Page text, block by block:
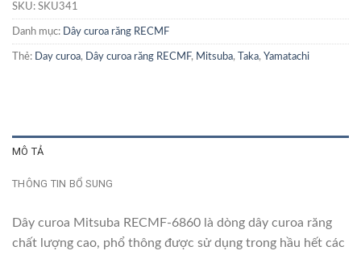
SKU: SKU341
Danh mục: Dây curoa răng RECMF
Thẻ: Day curoa, Dây curoa răng RECMF, Mitsuba, Taka, Yamatachi
MÔ TẢ
THÔNG TIN BỔ SUNG
Dây curoa Mitsuba RECMF-6860 là dòng dây curoa răng
chất lượng cao, phổ thông được sử dụng trong hầu hết các